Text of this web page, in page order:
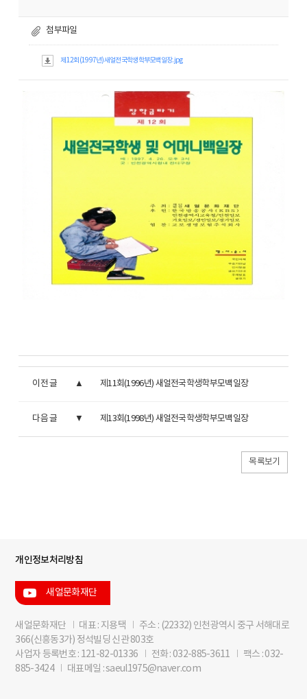
첨부파일
제12회(1997년)새얼전국학생학부모백일장.jpg
이전 글 제11회(1996년) 새얼전국학생학부모백일장
다음 글 제13회(1998년) 새얼전국학생학부모백일장
목록보기
개인정보처리방침
새얼문화재단
새얼문화재단 대표 : 지용택
주소 : (22332) 인천광역시 중구 서해대로
366(신흥동3가) 정석빌딩 신관 803호
사업자 등록번호 : 121-82-01336
전화 : 032-885-3611
팩스 : 032-
885-3424
대표메일 : saeul1975@naver.com